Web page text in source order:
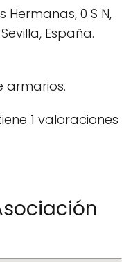
0 S N,
España.
armarios.
1 valoraciones